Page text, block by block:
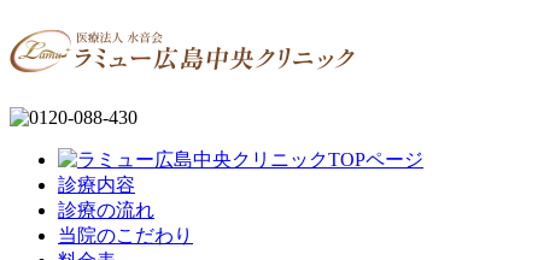
診療内容
診療の流れ
当院のこだわり